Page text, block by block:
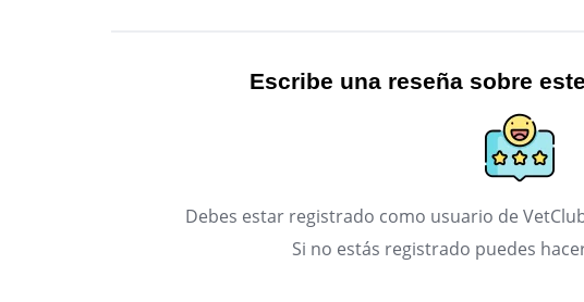
Escribe una reseña sobre
Debes estar registrado como usuario de
Si no estás registrado puedes